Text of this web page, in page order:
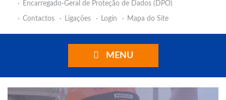
Encarregado-Geral de Proteção de Dados (DPO)
Contactos
Ligações Login Mapa do Site
MENU